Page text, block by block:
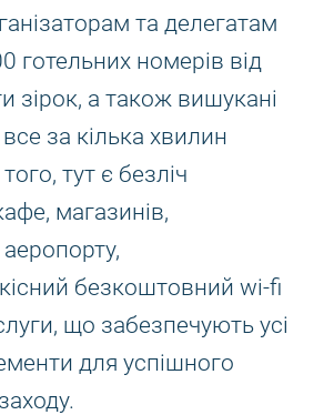
та делегатам
готельних номерів від
зірок, а також вишукані
за кілька хвилин
тут є безліч
магазинів,
безкоштовний wi-fi
що забезпечують усі
для успішного